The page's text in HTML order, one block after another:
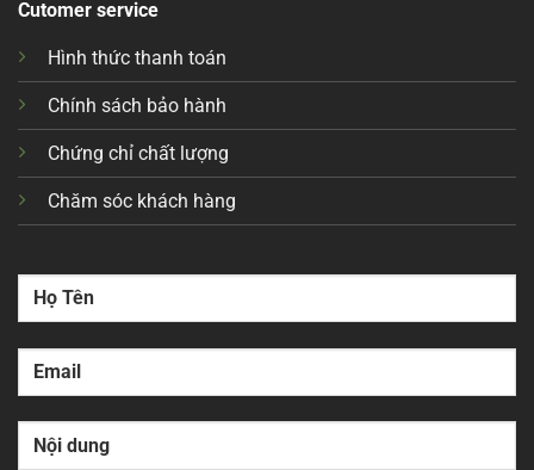
Cutomer service
Hình thức thanh toán
Chính sách bảo hành
Chứng chỉ chất lượng
Chăm sóc khách hàng